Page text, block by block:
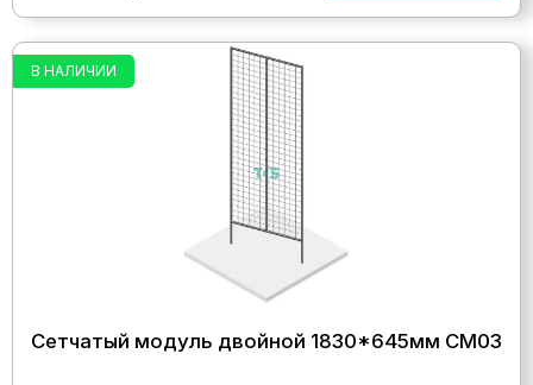
В НАЛИЧИИ
Сетчатый модуль двойной 1830*645мм СМ03